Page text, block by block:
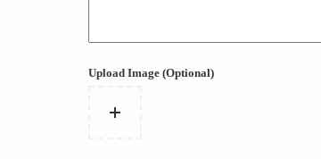
Upload Image (Optional)